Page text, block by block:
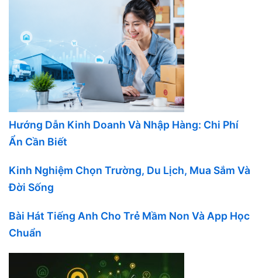
Hướng Dẫn Kinh Doanh Và Nhập Hàng: Chi Phí
Ẩn Cần Biết
Kinh Nghiệm Chọn Trường, Du Lịch, Mua Sắm Và
Đời Sống
Bài Hát Tiếng Anh Cho Trẻ Mầm Non Và App Học
Chuẩn